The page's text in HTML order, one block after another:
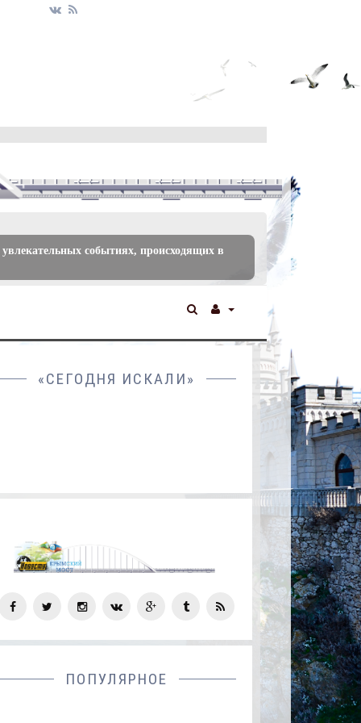
событиях, происходящих в
«СЕГОДНЯ ИСКАЛИ»
СОЦ
СЕТИ
ПОПУЛЯРНОЕ